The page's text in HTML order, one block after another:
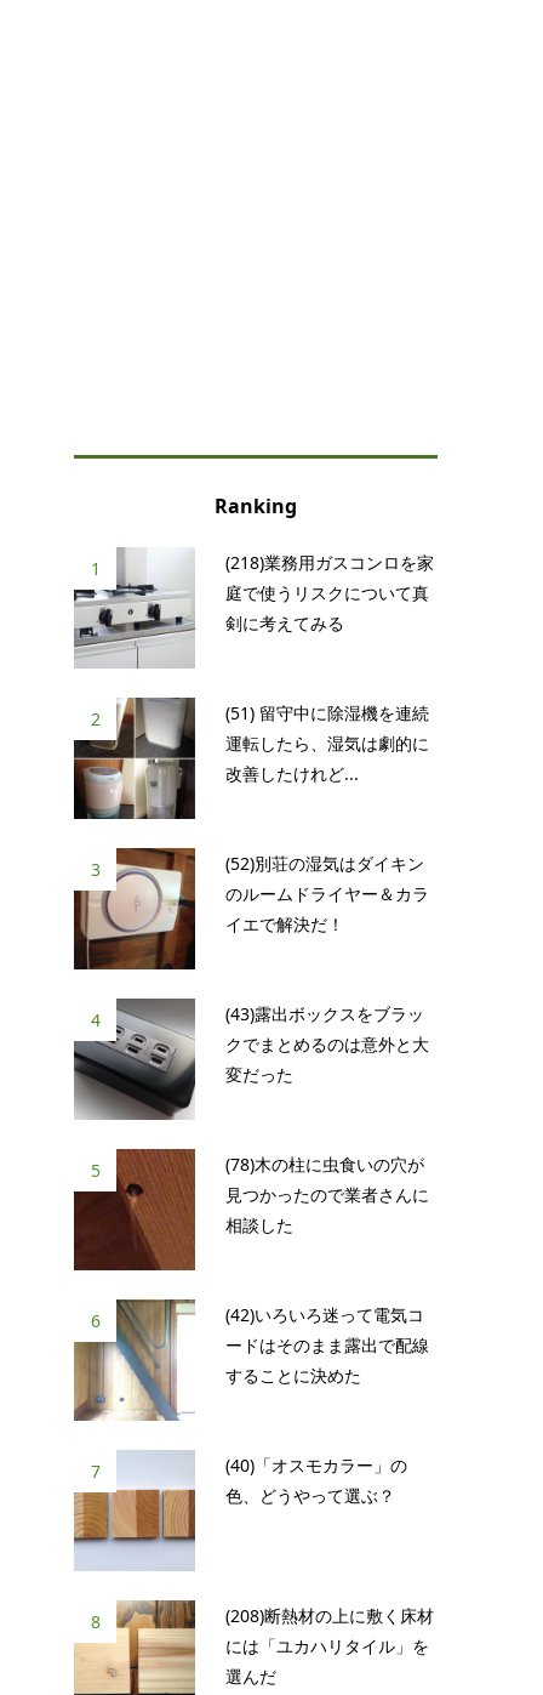
Ranking
1
(218)業務用ガスコンロを家
庭で使うリスクについて真
剣に考えてみる
2
(51) 留守中に除湿機を連続
運転したら、湿気は劇的に
改善したけれど...
3
(52)別荘の湿気はダイキン
のルームドライヤー＆カラ
イエで解決だ！
4
(43)露出ボックスをブラッ
クでまとめるのは意外と大
変だった
5
(78)木の柱に虫食いの穴が
見つかったので業者さんに
相談した
6
(42)いろいろ迷って電気コ
ードはそのまま露出で配線
することに決めた
7
(40)「オスモカラー」の
色、どうやって選ぶ？
8
(208)断熱材の上に敷く床材
には「ユカハリタイル」を
選んだ